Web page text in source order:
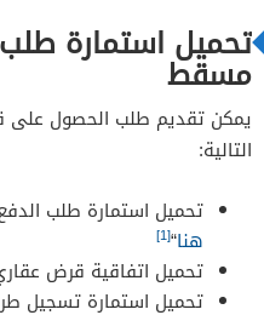
تحميل استمارة
مسقط
يمكن تقديم طلب الحصول على
التالية:
تحميل استمارة طلب
هنا“
[1]
تحميل اتفاقية قرض
تحميل استمارة تسجيل